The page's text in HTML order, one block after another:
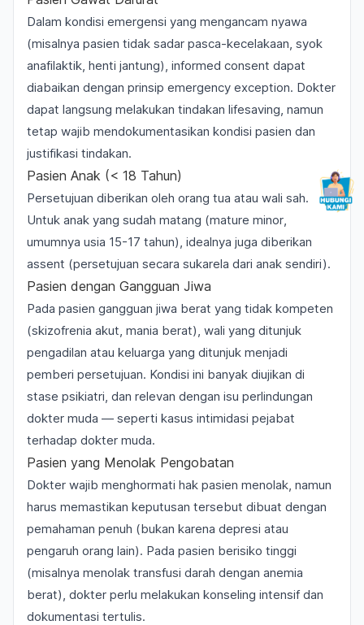
Dalam kondisi emergensi yang mengancam nyawa
(misalnya pasien tidak sadar pasca-kecelakaan, syok
anafilaktik, henti jantung), informed consent dapat
diabaikan dengan prinsip emergency exception. Dokter
dapat langsung melakukan tindakan lifesaving, namun
tetap wajib mendokumentasikan kondisi pasien dan
justifikasi tindakan.
Pasien Anak (< 18 Tahun)
Persetujuan diberikan oleh orang tua atau wali sah.
Untuk anak yang sudah matang (mature minor,
umumnya usia 15-17 tahun), idealnya juga diberikan
assent (persetujuan secara sukarela dari anak sendiri).
Pasien dengan Gangguan Jiwa
Pada pasien gangguan jiwa berat yang tidak kompeten
(skizofrenia akut, mania berat), wali yang ditunjuk
pengadilan atau keluarga yang ditunjuk menjadi
pemberi persetujuan. Kondisi ini banyak diujikan di
stase psikiatri, dan relevan dengan isu perlindungan
dokter muda — seperti kasus intimidasi pejabat
terhadap dokter muda.
Pasien yang Menolak Pengobatan
Dokter wajib menghormati hak pasien menolak, namun
harus memastikan keputusan tersebut dibuat dengan
pemahaman penuh (bukan karena depresi atau
pengaruh orang lain). Pada pasien berisiko tinggi
(misalnya menolak transfusi darah dengan anemia
berat), dokter perlu melakukan konseling intensif dan
dokumentasi tertulis.